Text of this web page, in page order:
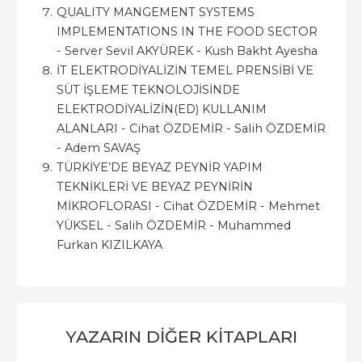
QUALITY MANGEMENT SYSTEMS
IMPLEMENTATIONS IN THE FOOD SECTOR
- Server Sevil AKYÜREK - Kush Bakht Ayesha
İT ELEKTRODİYALİZİN TEMEL PRENSİBİ VE
SÜT İŞLEME TEKNOLOJİSİNDE
ELEKTRODİYALİZİN(ED) KULLANIM
ALANLARI - Cihat ÖZDEMİR - Salih ÖZDEMİR
- Adem SAVAŞ
TÜRKİYE’DE BEYAZ PEYNİR YAPIM
TEKNİKLERİ VE BEYAZ PEYNİRİN
MİKROFLORASI - Cihat ÖZDEMİR - Mehmet
YÜKSEL - Salih ÖZDEMİR - Muhammed
Furkan KIZILKAYA
YAZARIN DIĞER KITAPLARI